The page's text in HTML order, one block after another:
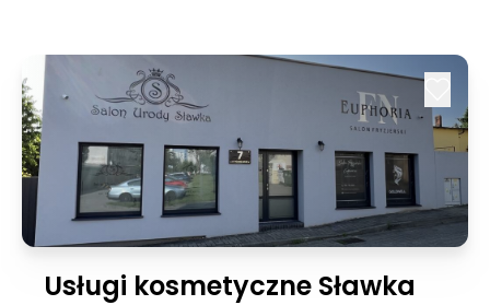
Usługi kosmetyczne Sławka